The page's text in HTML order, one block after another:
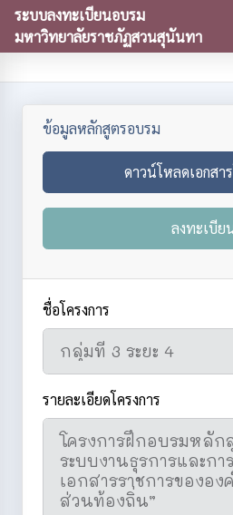
ระบบลงทะเบียนอบรม
มหาวิทยาลัยราชภัฏสวนสุนันทา
ข้อมูลหลักสูตรอบรม
ดาวน์โหลดเอกสา
ลงทะเบีย
ชื่อโครงการ
รายละเอียดโครงการ